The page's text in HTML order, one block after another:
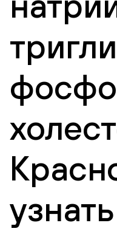
узнать